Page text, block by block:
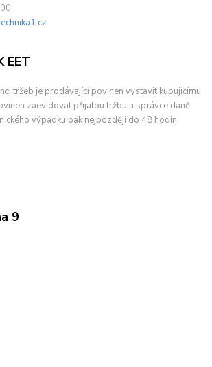
EET
tržeb je prodávající povinen vystavit kupujícímu
zaevidovat přijatou tržbu u správce daně
výpadku pak nejpozději do 48 hodin.
9